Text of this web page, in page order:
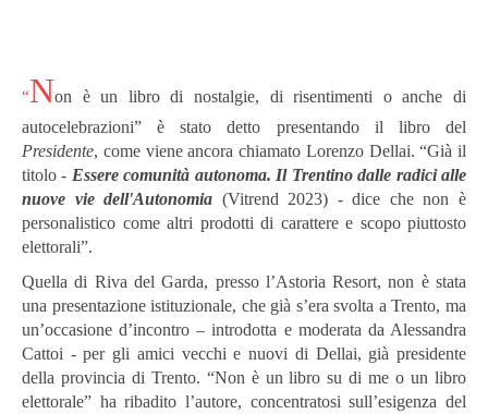
“Non è un libro di nostalgie, di risentimenti o anche di
autocelebrazioni” è stato detto presentando il libro del
Presidente, come viene ancora chiamato Lorenzo Dellai. “Già il
titolo - Essere comunità autonoma. Il Trentino dalle radici alle
nuove vie dell'Autonomia (Vitrend 2023) - dice che non è
personalistico come altri prodotti di carattere e scopo piuttosto
elettorali”.
Quella di Riva del Garda, presso l’Astoria Resort, non è stata
una presentazione istituzionale, che già s’era svolta a Trento, ma
un’occasione d’incontro – introdotta e moderata da Alessandra
Cattoi - per gli amici vecchi e nuovi di Dellai, già presidente
della provincia di Trento. “Non è un libro su di me o un libro
elettorale” ha ribadito l’autore, concentratosi sull’esigenza del